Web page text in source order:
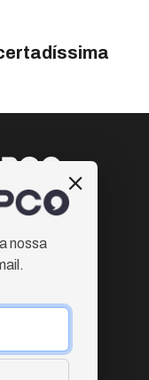
nossa